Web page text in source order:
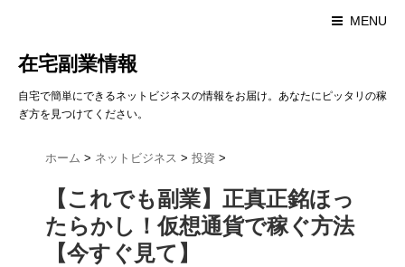
MENU
在宅副業情報
自宅で簡単にできるネットビジネスの情報をお届け。あなたにピッタリの稼
ぎ方を見つけてください。
ホーム > ネットビジネス > 投資 >
【これでも副業】正真正銘ほっ
たらかし！仮想通貨で稼ぐ方法
【今すぐ見て】